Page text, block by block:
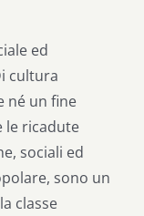
ed
cultura
né un fine
le ricadute
sociali ed
sono un
classe